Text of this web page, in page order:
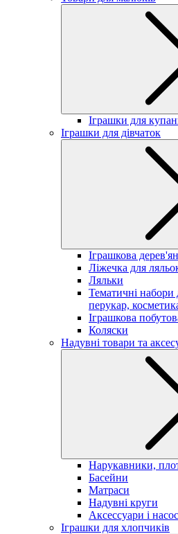
Іграшки для
Іграшки для дівчаток
Іграшкова
Ліжечка для
Ляльки
Тематичні набори
перукар,
Іграшкова
Коляски
Надувні товари та
Нарукавники,
Басейни
Матраси
Надувні круги
Аксессуари і
Іграшки для хлопчиків